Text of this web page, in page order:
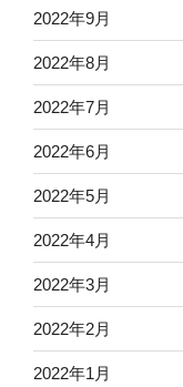
2022年9月
2022年8月
2022年7月
2022年6月
2022年5月
2022年4月
2022年3月
2022年2月
2022年1月